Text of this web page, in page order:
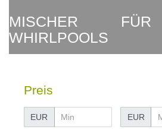
MISCHER
WHIRLPOOLS
Preis
EUR EUR